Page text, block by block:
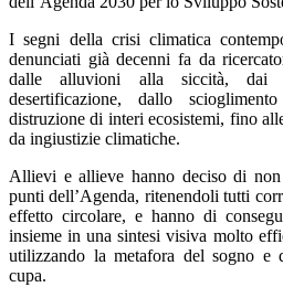
I segni della crisi climatica
denunciati già decenni fa da
dalle alluvioni alla siccità, dai
desertificazione, dallo
distruzione di interi ecosistemi, fino
da ingiustizie climatiche.
Allievi e allieve hanno deciso di
punti dell’Agenda, ritenendoli tutti
effetto circolare, e hanno di
insieme in una sintesi visiva molto
utilizzando la metafora del sogno e
cupa.